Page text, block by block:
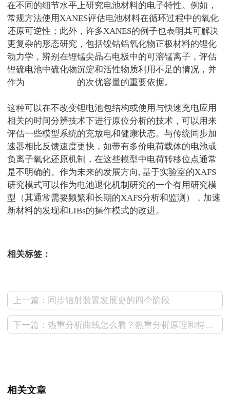
在不同的细节水平上研究电池材料的电子特性。例如，
常规方法使用XANES评估电池材料在循环过程中的氧化
还原可逆性；此外，许多XANES的例子也表明其可解决
更复杂的形态研究，包括镍钴铝氧化物正极材料的锂化
动力学，辨别在锂锰尖晶石电极中的可溶锰离子，评估
锂硫电池中硫化物沉淀和活性物质利用不足的情况，并
作为
的次优容量的重要依据。
这种可以在不改变锂电池包结构或使用与快速充电应用
相关的时间分辨技术下进行原位分析的技术，可以用来
评估一些模型系统的充放电和健康状态。与传统同步加
速器相比反馈速度更快，如带有多价电荷载体的电池或
负离子氧化还原机制，在这些模型中电荷转移位点通常
是不明确的。作为未来的发展方向,基于实验室的XAFS
研究模式可以作为电池退化机制研究的一个有用研究模
型（其通常需要频繁和长期的XAFS分析和监测），加速
新材料的发现和LIBs的操作模式的改进。
相关标签：
上一篇：同步辐射装置发展史的四个阶段
下一篇：热重分析曲线怎么看？热重分析原理和特点解析
相关文章